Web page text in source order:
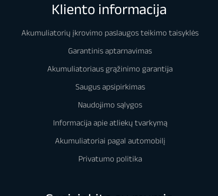
Kliento informacija
Akumuliatorių įkrovimo paslaugos teikimo taisyklės
Garantinis aptarnavimas
Akumuliatoriaus grąžinimo garantija
Saugus apsipirkimas
Naudojimo sąlygos
Informacija apie atliekų tvarkymą
Akumuliatoriai pagal automobilį
Privatumo politika